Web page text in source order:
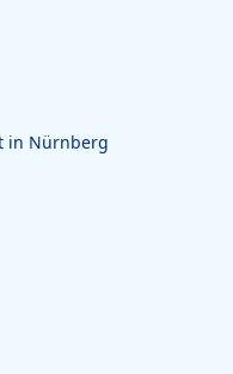
in Nürnberg